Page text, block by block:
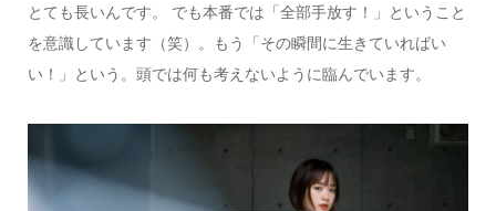
とても長いんです。 でも本番では「全部手放す！」ということ
を意識しています（笑）。もう「その瞬間に生きていればい
い！」という。頭では何も考えないように臨んでいます。